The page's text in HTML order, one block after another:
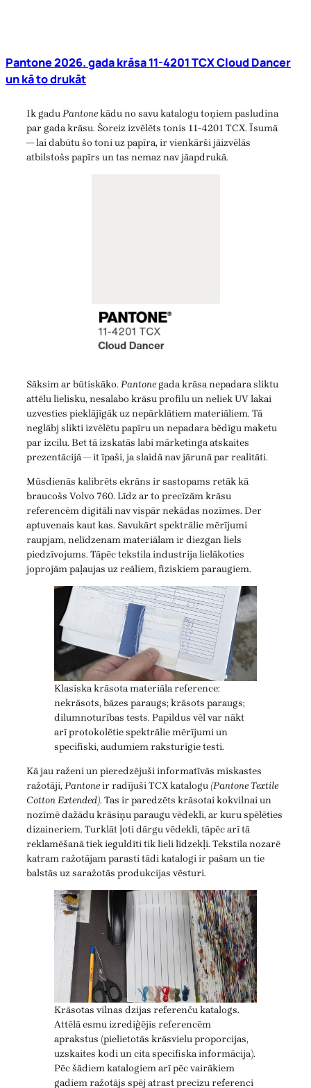
Pantone 2026. gada krāsa 11-4201 TCX Cloud Dancer
un kā to drukāt
Ik gaduPantonekādu no savu katalogu toņiem pasludina
par gada krāsu. Šoreiz izvēlēts tonis 11-4201 TCX. Īsumā
— lai dabūtu šo toni uz papīra, ir vienkārši jāizvēlās
atbilstošs papīrs un tas nemaz nav jāapdrukā.
Sāksim ar būtiskāko. Pantonegada krāsa nepadara sliktu
attēlu lielisku, nesalabo krāsu profilu un neliek UV lakai
uzvesties pieklājīgāk uz nepārklātiem materiāliem. Tā
neglābj slikti izvēlētu papīru un nepadara bēdīgu maketu
par izcilu. Bet tā izskatās labi mārketinga atskaites
prezentācijā — it īpaši, ja slaidā nav jārunā par realitāti.
Mūsdienās kalibrēts ekrāns ir sastopams retāk kā
braucošs Volvo 760. Līdz ar to precīzām krāsu
referencēm digitāli nav vispār nekādas nozīmes. Der
aptuvenais kaut kas. Savukārt spektrālie mērījumi
raupjam, nelīdzenam materiālam ir diezgan liels
piedzīvojums. Tāpēc tekstila industrija lielākoties
joprojām paļaujas uz reāliem, fiziskiem paraugiem.
Klasiska krāsota materiāla reference:
nekrāsots, bāzes paraugs; krāsots paraugs;
dilumnoturības tests. Papildus vēl var nākt
arī protokolētie spektrālie mērījumi un
specifiski, audumiem raksturīgie testi.
Kā jau raženi un pieredzējuši informatīvās miskastes
ražotāji,Pantoneir radījuši TCX katalogu (Pantone Textile
Cotton Extended). Tas ir paredzēts krāsotai kokvilnai un
nozīmē dažādu krāsiņu paraugu vēdekli, ar kuru spēlēties
dizaineriem. Turklāt ļoti dārgu vēdekli, tāpēc arī tā
reklamēšanā tiek ieguldīti tik lieli līdzekļi. Tekstila nozarē
katram ražotājam parasti tādi katalogi ir pašam un tie
balstās uz saražotās produkcijas vēsturi.
Krāsotas vilnas dzijas referenču katalogs.
Attēlā esmu izrediģējis referencēm
aprakstus (pielietotās krāsvielu proporcijas,
uzskaites kodi un cita specifiska informācija).
Pēc šādiem katalogiem arī pēc vairākiem
gadiem ražotājs spēj atrast precīzu referenci